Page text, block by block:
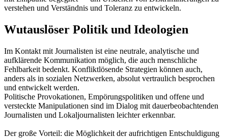
verstehen und Verständnis und Toleranz zu entwickeln.
Wutauslöser Politik und Ideologien
Im Kontakt mit Journalisten ist eine neutrale, analytische und
aufklärende Kommunikation möglich, die auch menschliche
Fehlbarkeit bedenkt. Konfliktlösende Strategien können auch,
anders als in sozialen Netzwerken, absolut vertraulich besprochen
und entwickelt werden.
Politische Provokationen, Empörungspolitiken und offene und
versteckte Manipulationen sind im Dialog mit dauerbeobachtenden
Journalisten und Lokaljournalisten leichter erkennbar.
Der große Vorteil: die Möglichkeit der aufrichtigen Entschuldigung